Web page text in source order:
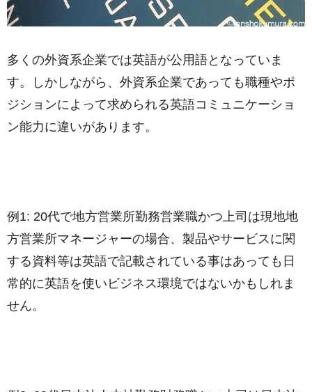
多くの外資系企業では英語が公用語となっていま
す。しかしながら、外資系企業であっても職種やポ
ジションによって求められる英語コミュニケーショ
ン能力に違いがあります。
例1: 20代で地方営業所勤務営業職かつ上司は現地地
方営業所マネージャーの場合、製品やサービスに関
する資料等は英語で記載されている事はあっても日
常的に英語を使いビジネス環境ではないかもしれま
せん。